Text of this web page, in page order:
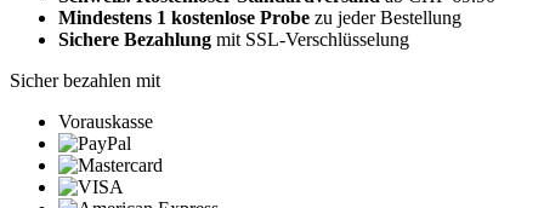
Mindestens 1 kostenlose Probe zu jeder Bestellung
Sichere Bezahlung mit SSL-Verschlüsselung
Sicher bezahlen mit
Vorauskasse